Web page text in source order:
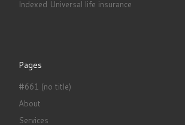
Indexed Universal life insurance
Pages
#661 (no title)
About
Services